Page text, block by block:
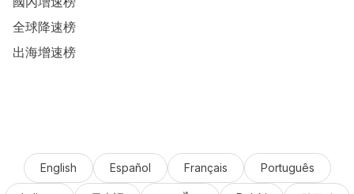
全球降速榜
出海增速榜
English Español Français Português